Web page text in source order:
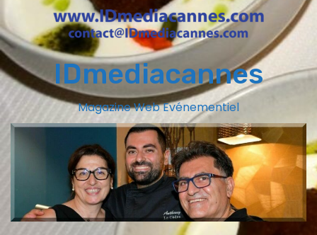
IDmediacannes
Magazine Web Evénementiel